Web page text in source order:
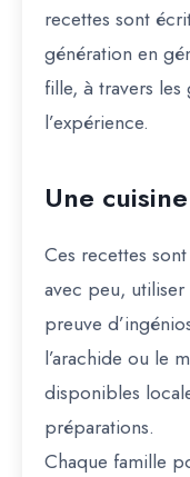
recettes sont
génération en
fille, à travers les
l’expérience.
Une
Ces recettes
avec peu,
preuve
l’arachide ou le
disponibles
préparations.
Chaque famille